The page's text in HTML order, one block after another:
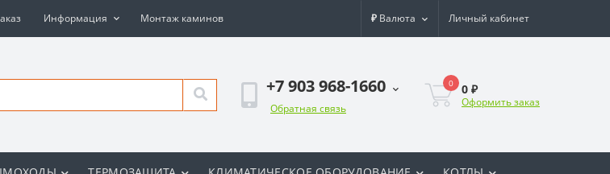
Информация Монтаж каминов ₽ Валюта Личный кабинет
+7 903 968-1660
Обратная связь
0 0 ₽
Оформить заказ